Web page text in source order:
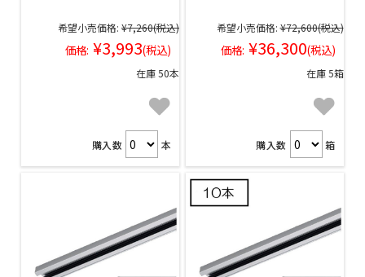
希望小売価格: ¥7,260(税込)
価格: ¥3,993(税込)
在庫 50本
購入数 本
希望小売価格: ¥72,600(税込)
価格: ¥36,300(税込)
在庫 5箱
購入数 箱